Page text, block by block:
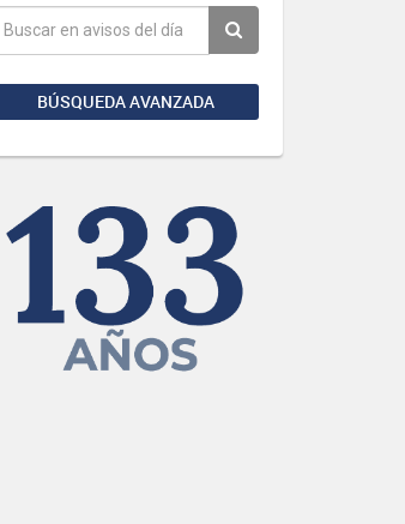
BÚSQUEDA AVANZADA